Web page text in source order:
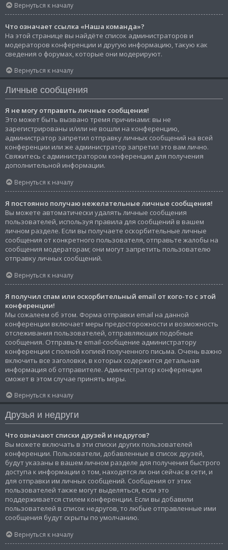
Вернуться к началу
Что означает ссылка «Наша команда»?
На этой странице вы найдёте список администраторов и
модераторов конференции и другую информацию, такую как
сведения о форумах, которые они модерируют.
Вернуться к началу
Личные сообщения
Я не могу отправить личные сообщения!
Это может быть вызвано тремя причинами: вы не
зарегистрированы и/или не вошли на конференцию,
администратор запретил отправку личных сообщений на всей
конференции или же администратор запретил это вам лично.
Свяжитесь с администратором конференции для получения
дополнительной информации.
Вернуться к началу
Я постоянно получаю нежелательные личные сообщения!
Вы можете автоматически удалять личные сообщения
пользователей, используя правила для сообщений в вашем
личном разделе. Если вы получаете оскорбительные личные
сообщения от конкретного пользователя, отправьте жалобы на
сообщения модераторам; они могут запретить пользователю
отправку личных сообщений.
Вернуться к началу
Я получил спам или оскорбительный email от кого-то с этой
конференции!
Мы сожалеем об этом. Форма отправки email на данной
конференции включает меры предосторожности и возможность
отслеживания пользователей, отправляющих подобные
сообщения. Отправьте email-сообщение администратору
конференции с полной копией полученного письма. Очень важно
включить все заголовки, в которых содержится детальная
информация об отправителе. Администратор конференции
сможет в этом случае принять меры.
Вернуться к началу
Друзья и недруги
Что означают списки друзей и недругов?
Вы можете включать в эти списки других пользователей
конференции. Пользователи, добавленные в список друзей,
будут указаны в вашем личном разделе для получения быстрого
доступа к информации о том, находятся ли они сейчас в сети, и
для отправки им личных сообщений. Сообщения от этих
пользователей также могут выделяться, если это
поддерживается стилем конференции. Если вы добавили
пользователей в список недругов, то любые отправленные ими
сообщения будут скрыты по умолчанию.
Вернуться к началу